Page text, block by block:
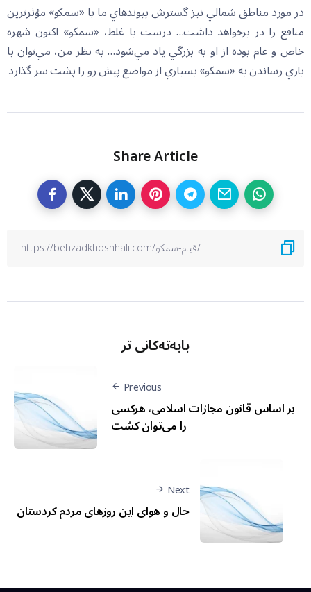
در مورد مناطق شمالي نيز گسترش پيوندهاي ما با «سمكو» مؤثرترين
منافع را در برخواهد داشت… درست يا غلط، «سمكو» اكنون شهره
خاص و عام بوده از او به بزرگي ياد مي‌شود… به نظر من، مي‌توان با
ياري رساندن به «سمكو» بسياري از مواضع پيش رو را پشت سر گذارد
Share Article
بابەتەکانی تر
Previous
بر اساس قانون مجازات اسلامی، هرکسی
را می‌توان کشت
Next
حال و هوای اين روزهای مردم کردستان